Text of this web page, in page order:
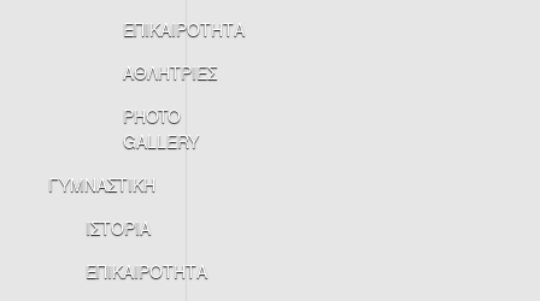
ΕΠΙΚΑΙΡΟΤΗΤΑ
ΑΘΛΗΤΡΙΕΣ
PHOTO
GALLERY
ΓΥΜΝΑΣΤΙΚΗ
ΙΣΤΟΡΙΑ
ΕΠΙΚΑΙΡΟΤΗΤΑ